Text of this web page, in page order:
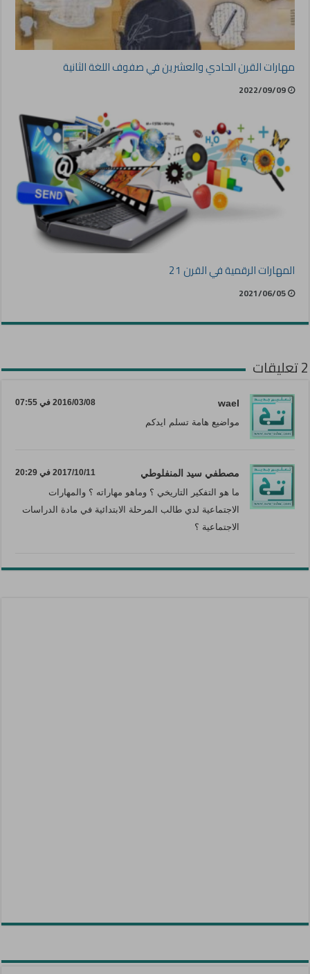
مهارات القرن الحادي والعشرين في صفوف اللغة الثانية
2022/09/09
المهارات الرقمية في القرن 21
2021/06/05
2 تعليقات
wael 2016/03/08 في 07:55
مواضيع هامة تسلم ايدكم
مصطفي سيد المنفلوطي 2017/10/11 في 20:29
ما هو التفكير التاريخي ؟ وماهو مهاراته ؟ والمهارات
الاجتماعية لدي طالب المرحلة الابتدائية في مادة الدراسات
الاجتماعية ؟